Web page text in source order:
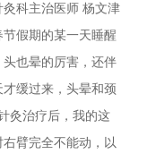
科主治医师 杨文津
假期的某一天睡醒
也晕的厉害，还伴
缓过来，头晕和颈
灸治疗后，我的这
臂完全不能动，以